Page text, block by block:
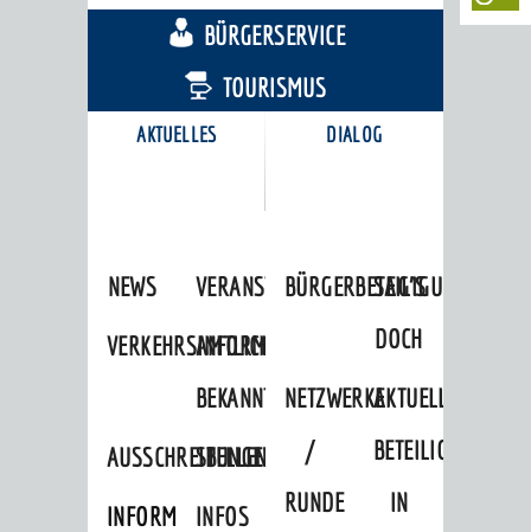
AKTUELLES
NEWS
VERANSTALTUNGSKALENDER
VERKEHRSINFORMATIONEN
AMTLICHE
BEKANNTMACHUNGEN
AUSSCHREIBUNGEN
INFORMATIONSPFLICHTEN
STELLENANGEBOTE
INFOS
DIALOG
BÜRGERBETEILIGUNG
SAG'S
DOCH
NETZWERKE
/
RUNDE
AKTUELLE
BETEILIGUNGEN
IN
BÜRGERSERVICE
TOURISMUS
KARRIEREPORTAL